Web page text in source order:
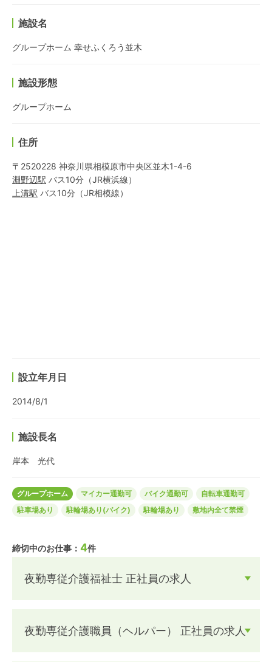
施設名
グループホーム 幸せふくろう並木
施設形態
グループホーム
住所
〒2520228 神奈川県相模原市中央区並木1-4-6
淵野辺駅 バス10分 （JR横浜線）
上溝駅 バス10分 （JR相模線）
設立年月日
2014/8/1
施設長名
岸本 光代
グループホーム マイカー通勤可 バイク通勤可
自転車通勤可
駐車場あり
駐輪場あり(バイク) 駐輪場あり 敷地内全て禁煙
締切中のお仕事： 4件
夜勤専従介護福祉士 正社員の求人
夜勤専従介護職員（ヘルパー） 正社員の求人